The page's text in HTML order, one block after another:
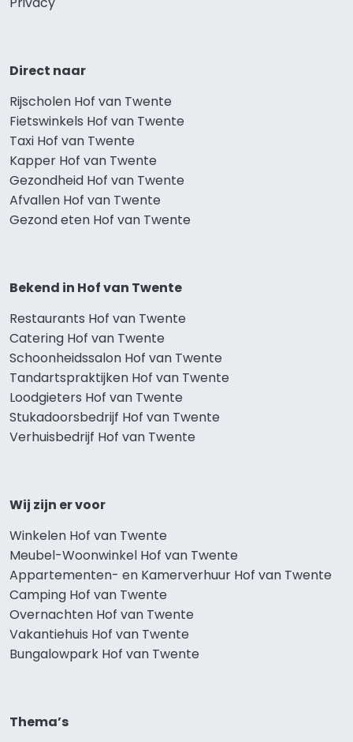
Direct naar
Rijscholen Hof van Twente
Fietswinkels Hof van Twente
Taxi Hof van Twente
Kapper Hof van Twente
Gezondheid Hof van Twente
Afvallen Hof van Twente
Gezond eten Hof van Twente
Bekend in Hof van Twente
Restaurants Hof van Twente
Catering Hof van Twente
Schoonheidssalon Hof van Twente
Tandartspraktijken Hof van Twente
Loodgieters Hof van Twente
Stukadoorsbedrijf Hof van Twente
Verhuisbedrijf Hof van Twente
Wij zijn er voor
Winkelen Hof van Twente
Meubel-Woonwinkel Hof van Twente
Appartementen- en Kamerverhuur Hof van Twente
Camping Hof van Twente
Overnachten Hof van Twente
Vakantiehuis Hof van Twente
Bungalowpark Hof van Twente
Thema’s